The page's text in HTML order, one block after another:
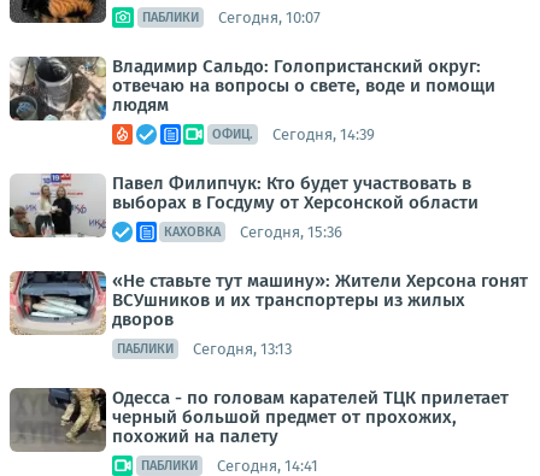
ПАБЛИКИ Сегодня, 10:07
Владимир Сальдо: Голопристанский округ:
отвечаю на вопросы о свете, воде и помощи
людям
ОФИЦ. Сегодня, 14:39
Павел Филипчук: Кто будет участвовать в
выборах в Госдуму от Херсонской области
КАХОВКА Сегодня, 15:36
«Не ставьте тут машину»: Жители Херсона гонят
ВСУшников и их транспортеры из жилых
дворов
ПАБЛИКИ Сегодня, 13:13
Одесса - по головам карателей ТЦК прилетает
черный большой предмет от прохожих,
похожий на палету
ПАБЛИКИ Сегодня, 14:41